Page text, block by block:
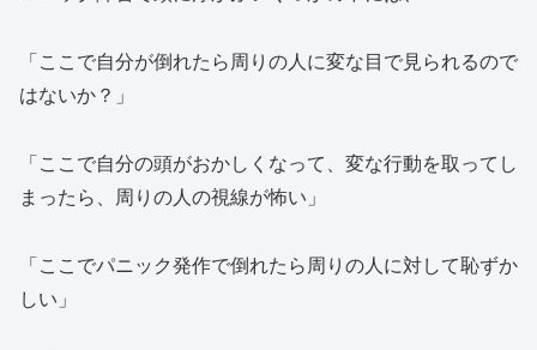
「ここで自分が倒れたら周りの人に変な目で見られるので
はないか？」
「ここで自分の頭がおかしくなって、変な行動を取ってし
まったら、周りの人の視線が怖い」
「ここでパニック発作で倒れたら周りの人に対して恥ずか
しい」